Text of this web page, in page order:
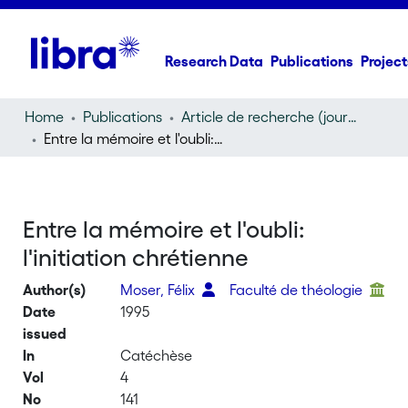
Research Data Publications
Home Publications
Article de recherche (journal article)
Entre la mémoire et l'oubli: l'initiation chrétienne
Entre la mémoire et l'oubli:
l'initiation chrétienne
Author(s) Moser, Félix
Faculté de théologie
Date
issued
1995
In
Catéchèse
Vol
4
No
141